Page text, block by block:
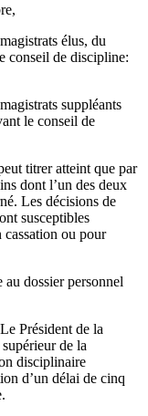
élus, du
conseil de discipline:
suppléants
le conseil de
titrer atteint que par
dont l’un des deux
Les décisions de
susceptibles
cassation ou pour
dossier personnel
Le Président de la
de la
disciplinaire
d’un délai de cinq